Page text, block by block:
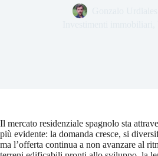
Il mercato residenziale spagnolo sta
più evidente: la domanda cresce, si
ma l’offerta continua a non avanzare al